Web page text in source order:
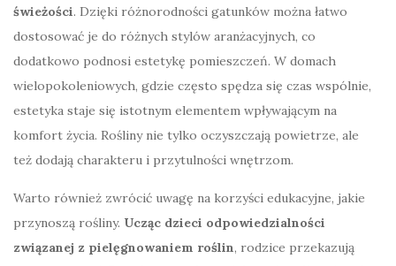
świeżości. Dzięki różnorodności gatunków można łatwo
dostosować je do różnych stylów aranżacyjnych, co
dodatkowo podnosi estetykę pomieszczeń. W domach
wielopokoleniowych, gdzie często spędza się czas wspólnie,
estetyka staje się istotnym elementem wpływającym na
komfort życia. Rośliny nie tylko oczyszczają powietrze, ale
też dodają charakteru i przytulności wnętrzom.
Warto również zwrócić uwagę na korzyści edukacyjne, jakie
przynoszą rośliny. Ucząc dzieci odpowiedzialności
związanej z pielęgnowaniem roślin, rodzice przekazują